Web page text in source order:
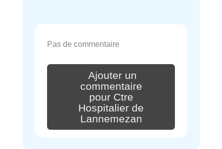
Pas de commentaire
Ajouter un
commentaire
pour Ctre
Hospitalier de
Lannemezan